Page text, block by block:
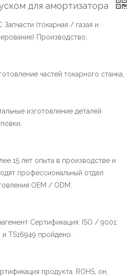
для амортизатора
Запчасти (токарная / газая и
Производство,
частей токарного станка,
изготовление деталей
15 лет опыта в производстве и
профессиональный отдел
OEM / ODM.
Сертификация: ISO / 9001:
TS16949 пройдено.
продукта: ROHS, он,